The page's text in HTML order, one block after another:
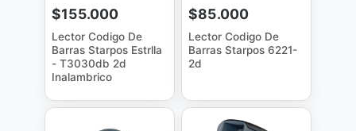
$155.000
Lector Codigo De
Barras Starpos Estrlla
- T3030db 2d
Inalambrico
$85.000
Lector Codigo De
Barras Starpos 6221-
2d